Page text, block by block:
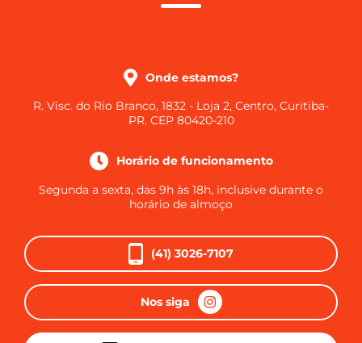
Onde estamos?
R. Visc. do Rio Branco, 1832 - Loja 2, Centro, Curitiba-
PR. CEP 80420-210
Horário de funcionamento
Segunda a sexta, das 9h às 18h, inclusive durante o
horário de almoço
(41) 3026-7107
Nos siga